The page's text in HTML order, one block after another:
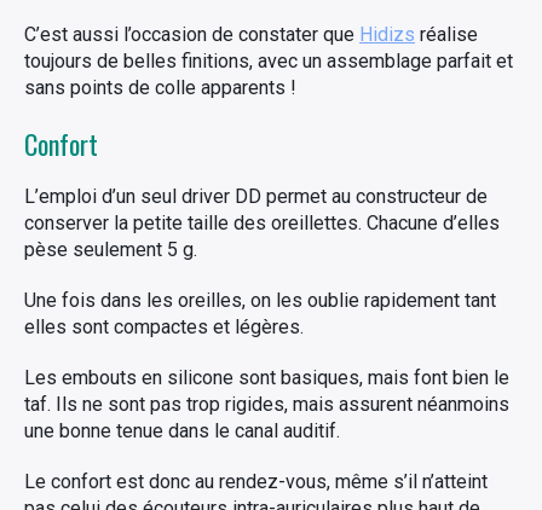
C’est aussi l’occasion de constater que Hidizs réalise
toujours de belles finitions, avec un assemblage parfait et
sans points de colle apparents !
Confort
L’emploi d’un seul driver DD permet au constructeur de
conserver la petite taille des oreillettes. Chacune d’elles
pèse seulement 5 g.
Une fois dans les oreilles, on les oublie rapidement tant
elles sont compactes et légères.
Les embouts en silicone sont basiques, mais font bien le
taf. Ils ne sont pas trop rigides, mais assurent néanmoins
une bonne tenue dans le canal auditif.
Le confort est donc au rendez-vous, même s’il n’atteint